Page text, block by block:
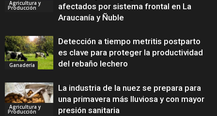
Agricultura y
Producción
afectados por sistema frontal en La
Araucanía y Ñuble
Ganadería
Detección a tiempo metritis postparto
es clave para proteger la productividad
del rebaño lechero
Agricultura y
Producción
La industria de la nuez se prepara para
una primavera más lluviosa y con mayor
presión sanitaria